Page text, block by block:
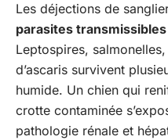
Les déjections de
parasites
Leptospires,
d’ascaris survivent
humide. Un chien qui
crotte contaminée
pathologie rénale et